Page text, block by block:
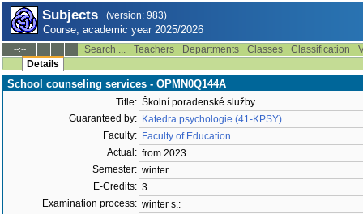
Subjects (version: 983)
Course, academic year 2025/2026
--:-- Search ... Teachers Departments Classes Classification
Details
School counseling services - OPMN0Q144A
Title: Školní poradenské služby
Guaranteed by: Katedra psychologie (41-KPSY)
Faculty: Faculty of Education
Actual: from 2023
Semester: winter
E-Credits: 3
Examination process: winter s.: